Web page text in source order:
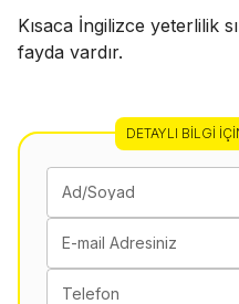
Kısaca İngilizce yeterlilik
fayda vardır.
DETAYLI BILGI
Ad/Soyad
E-mail Adresiniz
Telefon